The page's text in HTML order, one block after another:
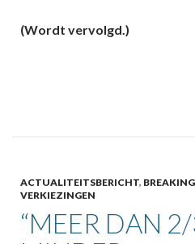
(Wordt vervolgd.)
ACTUALITEITSBERICHT,
VERKIEZINGEN
“MEER DAN